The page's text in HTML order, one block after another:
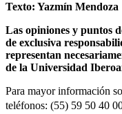
Texto: Yazmín Mendoza
Las opiniones y puntos
de exclusiva
representan
de la Universidad
Para mayor información
teléfonos: (55) 59 50 40